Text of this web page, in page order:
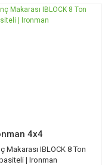
4x4
Makarası IBLOCK 8 Ton
| Ironman